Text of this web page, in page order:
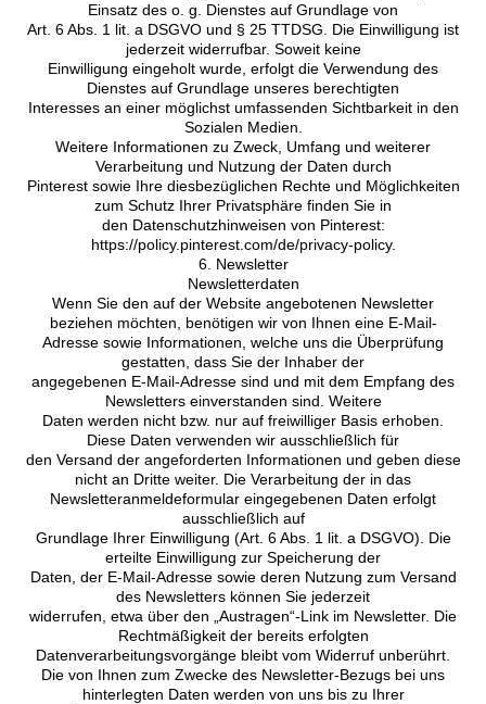
Einsatz des o. g. Dienstes auf Grundlage von
Art. 6 Abs. 1 lit. a DSGVO und § 25 TTDSG. Die Einwilligung ist
jederzeit widerrufbar. Soweit keine
Einwilligung eingeholt wurde, erfolgt die Verwendung des
Dienstes auf Grundlage unseres berechtigten
Interesses an einer möglichst umfassenden Sichtbarkeit in den
Sozialen Medien.
Weitere Informationen zu Zweck, Umfang und weiterer
Verarbeitung und Nutzung der Daten durch
Pinterest sowie Ihre diesbezüglichen Rechte und Möglichkeiten
zum Schutz Ihrer Privatsphäre finden Sie in
den Datenschutzhinweisen von Pinterest:
https://policy.pinterest.com/de/privacy-policy.
6. Newsletter
Newsletterdaten
Wenn Sie den auf der Website angebotenen Newsletter
beziehen möchten, benötigen wir von Ihnen eine E-Mail-
Adresse sowie Informationen, welche uns die Überprüfung
gestatten, dass Sie der Inhaber der
angegebenen E-Mail-Adresse sind und mit dem Empfang des
Newsletters einverstanden sind. Weitere
Daten werden nicht bzw. nur auf freiwilliger Basis erhoben.
Diese Daten verwenden wir ausschließlich für
den Versand der angeforderten Informationen und geben diese
nicht an Dritte weiter. Die Verarbeitung der in das
Newsletteranmeldeformular eingegebenen Daten erfolgt
ausschließlich auf
Grundlage Ihrer Einwilligung (Art. 6 Abs. 1 lit. a DSGVO). Die
erteilte Einwilligung zur Speicherung der
Daten, der E-Mail-Adresse sowie deren Nutzung zum Versand
des Newsletters können Sie jederzeit
widerrufen, etwa über den „Austragen“-Link im Newsletter. Die
Rechtmäßigkeit der bereits erfolgten
Datenverarbeitungsvorgänge bleibt vom Widerruf unberührt.
Die von Ihnen zum Zwecke des Newsletter-Bezugs bei uns
hinterlegten Daten werden von uns bis zu Ihrer